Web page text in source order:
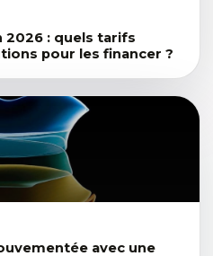
2026 : quels tarifs
pour les financer ?
avec une